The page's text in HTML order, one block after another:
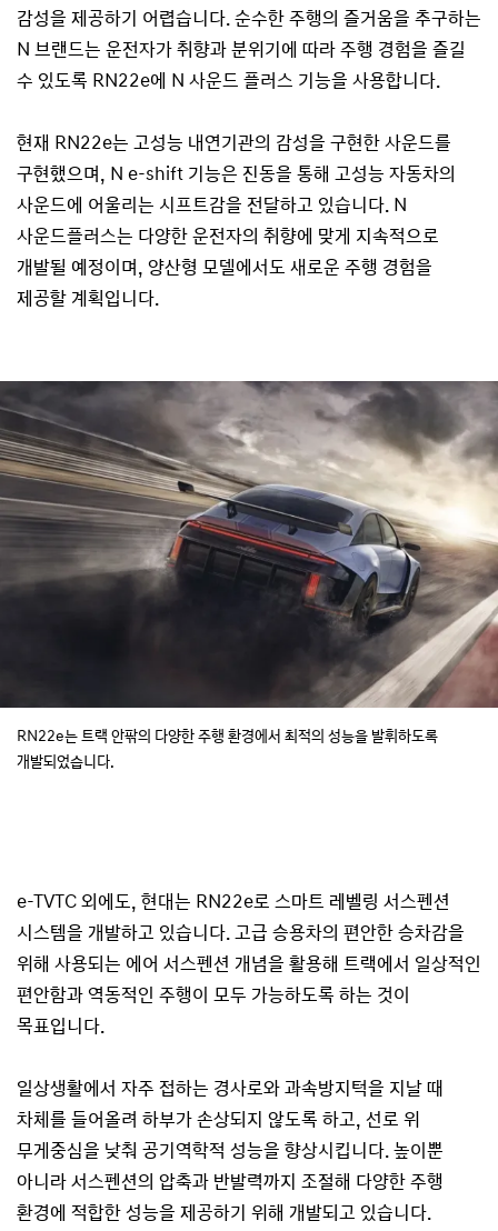
감성을 제공하기 어렵습니다. 순수한 주행의 즐거움을 추구하는
N 브랜드는 운전자가 취향과 분위기에 따라 주행 경험을 즐길
수 있도록 RN22e에 N 사운드 플러스 기능을 사용합니다.
현재 RN22e는 고성능 내연기관의 감성을 구현한 사운드를
구현했으며, N e-shift 기능은 진동을 통해 고성능 자동차의
사운드에 어울리는 시프트감을 전달하고 있습니다. N
사운드플러스는 다양한 운전자의 취향에 맞게 지속적으로
개발될 예정이며, 양산형 모델에서도 새로운 주행 경험을
제공할 계획입니다.
RN22e는 트랙 안팎의 다양한 주행 환경에서 최적의 성능을 발휘하도록
개발되었습니다.
e-TVTC 외에도, 현대는 RN22e로 스마트 레벨링 서스펜션
시스템을 개발하고 있습니다. 고급 승용차의 편안한 승차감을
위해 사용되는 에어 서스펜션 개념을 활용해 트랙에서 일상적인
편안함과 역동적인 주행이 모두 가능하도록 하는 것이
목표입니다.
일상생활에서 자주 접하는 경사로와 과속방지턱을 지날 때
차체를 들어올려 하부가 손상되지 않도록 하고, 선로 위
무게중심을 낮춰 공기역학적 성능을 향상시킵니다. 높이뿐
아니라 서스펜션의 압축과 반발력까지 조절해 다양한 주행
환경에 적합한 성능을 제공하기 위해 개발되고 있습니다.